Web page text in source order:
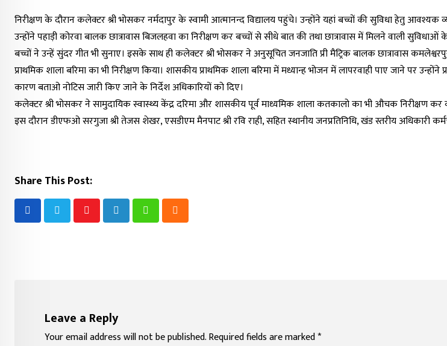
निरीक्षण के दौरान कलेक्टर श्री भोसकर नर्मदापुर के स्वामी आत्मानन्द विद्यालय पहुंचे। उन्होंने यहां बच्चों की सुविधा हेतु आवश्यक
उन्होंने पहाड़ी कोरवा बालक छात्रावास बिजलहवा का निरीक्षण कर बच्चों से सीधे बात की तथा छात्रावास में मिलने वाली
बच्चों ने उन्हें सुंदर गीत भी सुनाए। इसके साथ ही कलेक्टर श्री भोसकर ने अनुसूचित जनजाति प्री मैट्रिक बालक छात्रावास
प्राथमिक शाला बरिमा का भी निरीक्षण किया। शासकीय प्राथमिक शाला बरिमा में मध्यान्ह भोजन में लापरवाही पाए जाने पर
कारण बताओ नोटिस जारी किए जाने के निर्देश अधिकारियों को दिए।
कलेक्टर श्री भोसकर ने सामुदायिक स्वास्थ्य केंद्र दरिमा और शासकीय पूर्व माध्यमिक शाला कतकालो का भी औचक निरीक्षण कर
इस दौरान डीएफओ सरगुजा श्री तेजस शेखर, एसडीएम मैनपाट श्री रवि राही, सहित स्थानीय जनप्रतिनिधि, खंड स्तरीय अधिकारी
Share This Post:
YoutubeLinkedInWhatsappCloud
Leave a Reply
Your email address will not be published.Required fields are marked*